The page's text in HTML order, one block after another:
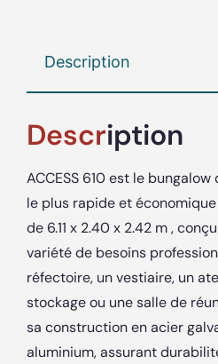
Description
Description
ACCESS 610 est le
le plus rapide et
de 6.11 x 2.40 x 2.42 m ,
variété de besoins
réfectoire, un vestiaire, un
stockage ou une salle de
sa construction en acier
aluminium, assurant